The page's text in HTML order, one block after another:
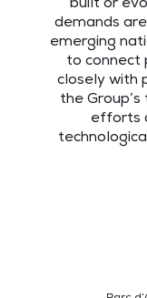
demands
emerging
to connect
closely with
the
efforts